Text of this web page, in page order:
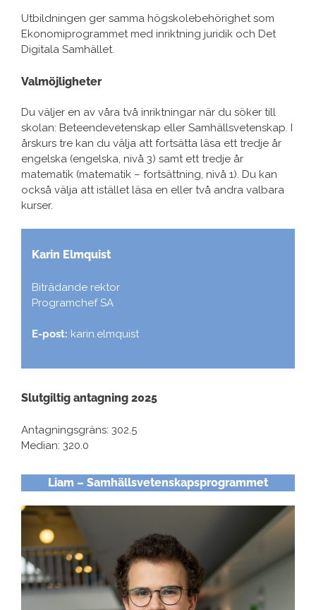
Utbildningen ger samma högskolebehörighet som
Ekonomiprogrammet med inriktning juridik och Det
Digitala Samhället.
Valmöjligheter
Du väljer en av våra två inriktningar när du söker till
skolan: Beteendevetenskap eller Samhällsvetenskap. I
årskurs tre kan du välja att fortsätta läsa ett tredje år
engelska (engelska, nivå 3) samt ett tredje år
matematik (matematik – fortsättning, nivå 1). Du kan
också välja att istället läsa en eller två andra valbara
kurser.
Karin Elmquist
Biträdande rektor
Programchef SA
E-post: karin.elmquist
Slutgiltig antagning 2025
Antagningsgräns: 302.5
Median: 320.0
Liam – Samhällsvetenskapsprogrammet